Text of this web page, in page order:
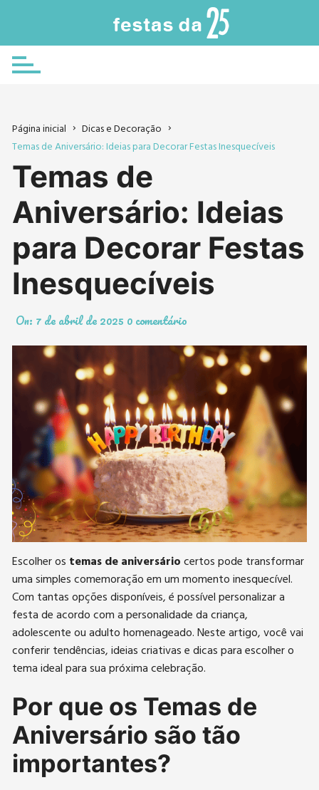
o
conteúdo
Página inicial
Dicas e Decoração
Temas de Aniversário: Ideias para Decorar Festas Inesquecíveis
Temas de
Aniversário: Ideias
para Decorar Festas
Inesquecíveis
On: 7 de abril de 2025 0 comentário
Escolher os temas de aniversáriocertos pode transformar
uma simples comemoração em um momento inesquecível.
Com tantas opções disponíveis, é possível personalizar a
festa de acordo com a personalidade da criança,
adolescente ou adulto homenageado. Neste artigo, você vai
conferir tendências, ideias criativas e dicas para escolher o
tema ideal para sua próxima celebração.
Por que os Temas de
Aniversário são tão
importantes?